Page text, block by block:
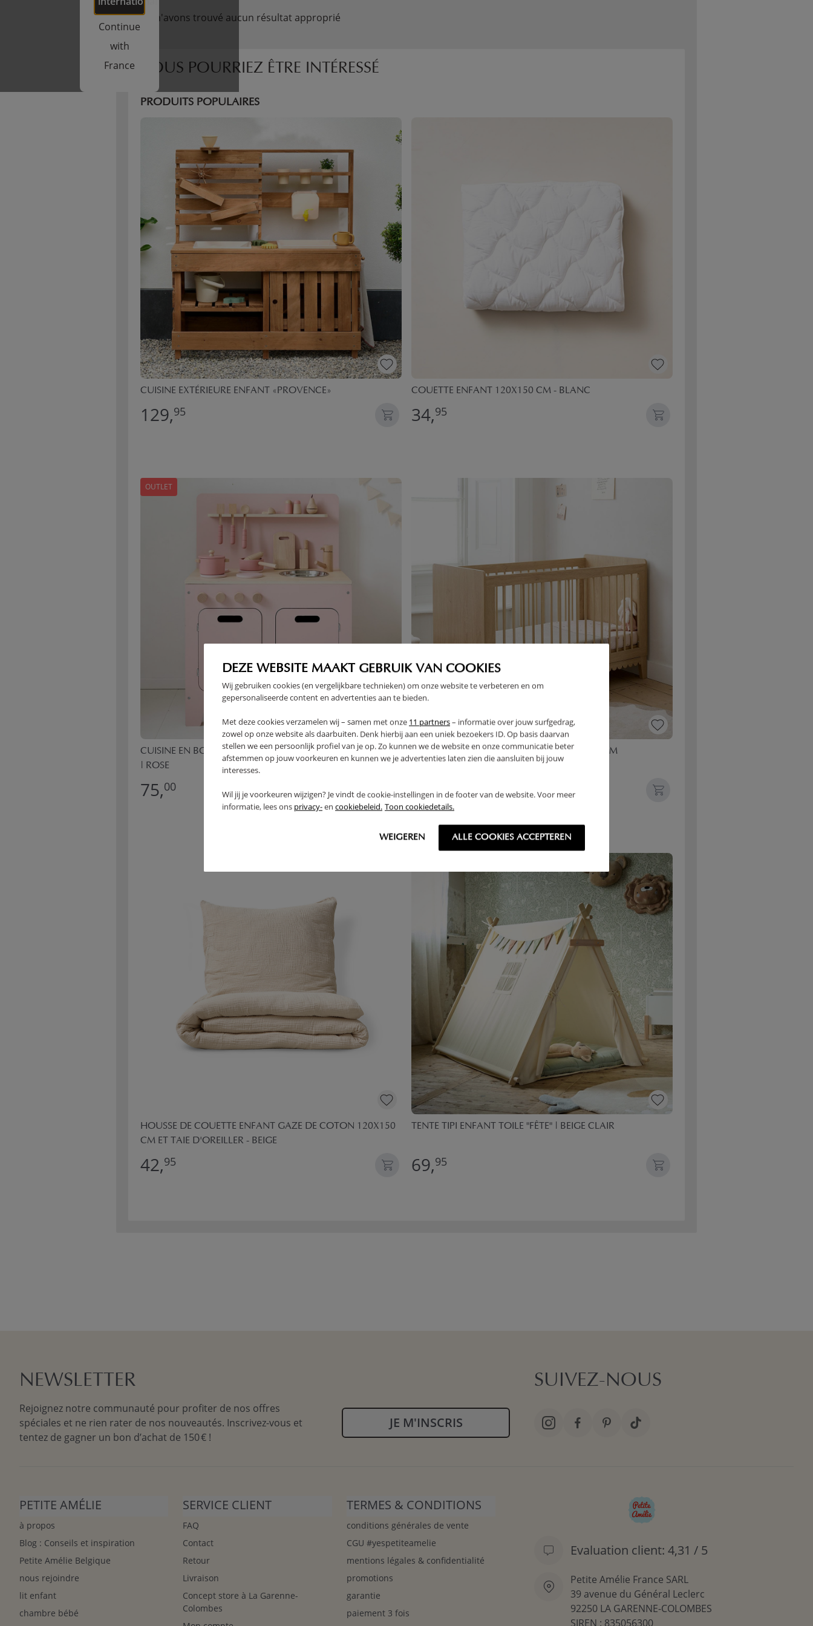
DEZE WEBSITE MAAKT GEBRUIK VAN COOKIES
Wij gebruiken cookies (en vergelijkbare technieken) om onze website te verbeteren en om
gepersonaliseerde content en advertenties aan te bieden.
Met deze cookies verzamelen wij – samen met onze 11 partners– informatie over jouw surfgedrag,
zowel op onze website als daarbuiten. Denk hierbij aan een uniek bezoekers ID. Op basis daarvan
stellen we een persoonlijk profiel van je op. Zo kunnen we de website en onze communicatie beter
afstemmen op jouw voorkeuren en kunnen we je advertenties laten zien die aansluiten bij jouw
interesses.
Wil jij je voorkeuren wijzigen? Je vindt de cookie-instellingen in de footer van de website. Voor meer
informatie, lees ons privacy-en cookiebeleid. Toon cookiedetails.
WEIGEREN ALLE COOKIES ACCEPTEREN
Continue
with
France
Nous n'avons trouvé aucun résultat approprié
VOUS POURRIEZ ÊTRE INTÉRESSÉ
PRODUITS POPULAIRES
CUISINE EXTÉRIEURE ENFANT «PROVENCE»
129,95
COUETTE ENFANT 120X150 CM - BLANC
34,95
OUTLET
CUISINE EN BOIS ENFANT «ROSE» | AVEC 13 ACCESSOIRES
| ROSE
75,00
LIT BÉBÉ ÉVOLUTIF «CANNELLE» | 70 X 140 CM
399,
HOUSSE DE COUETTE ENFANT GAZE DE COTON 120X150
CM ET TAIE D'OREILLER - BEIGE
42,95
TENTE TIPI ENFANT TOILE "FÊTE" | BEIGE CLAIR
69,95
NEWSLETTER
Rejoignez notre communauté pour profiter de nos offres
spéciales et ne rien rater de nos nouveautés. Inscrivez-vous et
tentez de gagner un bon d’achat de 150 € !
JE M'INSCRIS
SUIVEZ-NOUS
PETITE AMÉLIE
à propos
Blog : Conseils et inspiration
Petite Amélie Belgique
nous rejoindre
lit enfant
chambre bébé
SERVICE CLIENT
FAQ
Contact
Retour
Livraison
Concept store à La Garenne-
Colombes
TERMES & CONDITIONS
conditions générales de vente
CGU #yespetiteamelie
mentions légales & confidentialité
promotions
garantie
paiement 3 fois
Evaluation client: 4,31 / 5
Petite Amélie France SARL
39 avenue du Général Leclerc
92250 LA GARENNE-COLOMBES
SIREN : 835056300